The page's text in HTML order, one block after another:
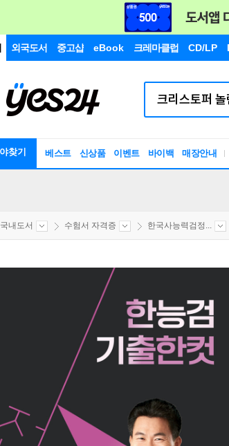
외국도서 중고샵 eBook 크레마클럽 CD/LP
찾기 베스트 신상품 이벤트 바이백 매장안내
국내도서 수험서 자격증 한국사능력검정...